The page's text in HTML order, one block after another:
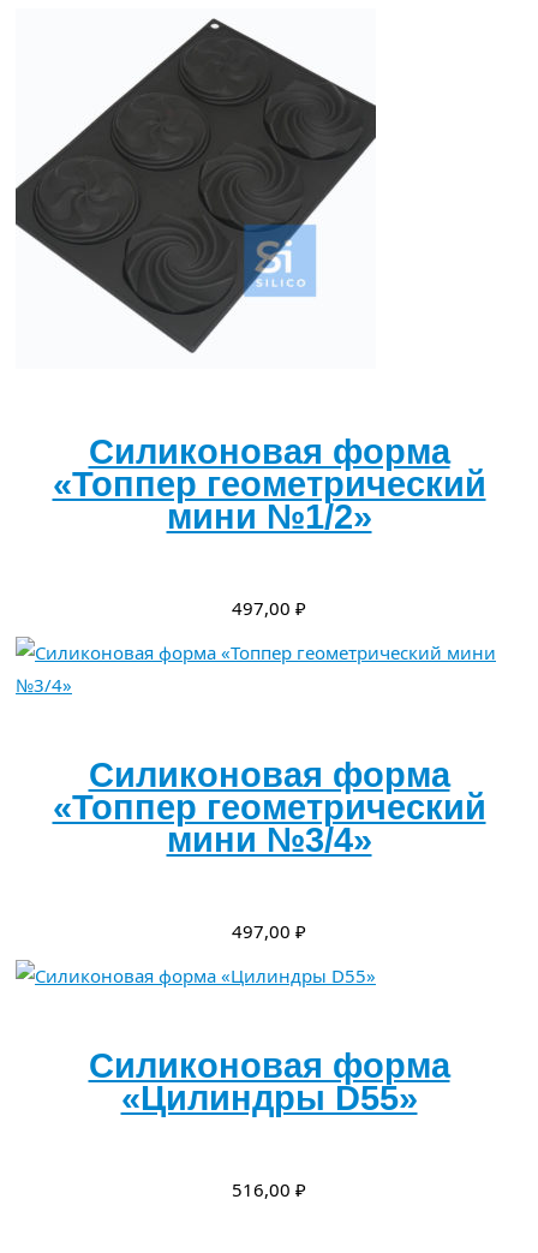
Силиконовая форма
«Топпер геометрический
мини №1/2»
497,00 ₽
Силиконовая форма
«Топпер геометрический
мини №3/4»
497,00 ₽
Силиконовая форма
«Цилиндры D55»
516,00 ₽